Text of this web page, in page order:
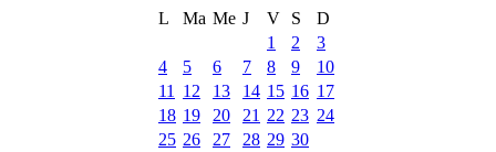
L
Ma Me J V S
D
1
2
3
4
5 6 7 8 9
10
11
12 13 14 15 16 17
18 19 20 21 22 23 24
25 26 27 28 29 30